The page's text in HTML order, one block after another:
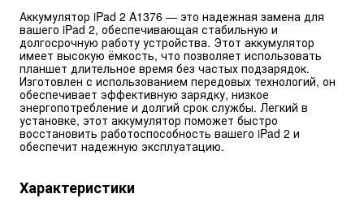
Аккумулятор iPad 2 A1376 — это надежная замена для
вашего iPad 2, обеспечивающая стабильную и
долгосрочную работу устройства. Этот аккумулятор
имеет высокую ёмкость, что позволяет использовать
планшет длительное время без частых подзарядок.
Изготовлен с использованием передовых технологий, он
обеспечивает эффективную зарядку, низкое
энергопотребление и долгий срок службы. Легкий в
установке, этот аккумулятор поможет быстро
восстановить работоспособность вашего iPad 2 и
обеспечит надежную эксплуатацию.
Характеристики